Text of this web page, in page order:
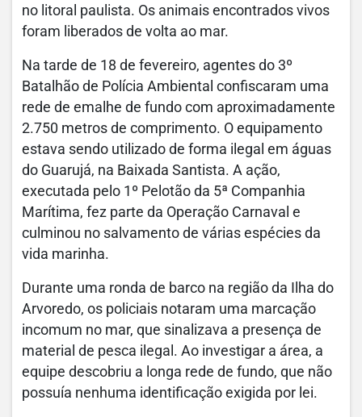
no litoral paulista. Os animais encontrados vivos
foram liberados de volta ao mar.
Na tarde de 18 de fevereiro, agentes do 3º
Batalhão de Polícia Ambiental confiscaram uma
rede de emalhe de fundo com aproximadamente
2.750 metros de comprimento. O equipamento
estava sendo utilizado de forma ilegal em águas
do Guarujá, na Baixada Santista. A ação,
executada pelo 1º Pelotão da 5ª Companhia
Marítima, fez parte da Operação Carnaval e
culminou no salvamento de várias espécies da
vida marinha.
Durante uma ronda de barco na região da Ilha do
Arvoredo, os policiais notaram uma marcação
incomum no mar, que sinalizava a presença de
material de pesca ilegal. Ao investigar a área, a
equipe descobriu a longa rede de fundo, que não
possuía nenhuma identificação exigida por lei.